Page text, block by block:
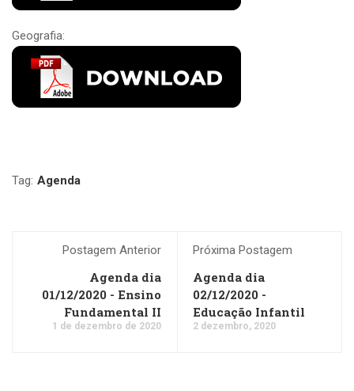
Geografia:
Tag: Agenda
Postagem Anterior
Agenda dia
01/12/2020 - Ensino
Fundamental II
1 de dezembro de 2020
Próxima Postagem
Agenda dia
02/12/2020 -
Educação Infantil
2 dezembro, 2020